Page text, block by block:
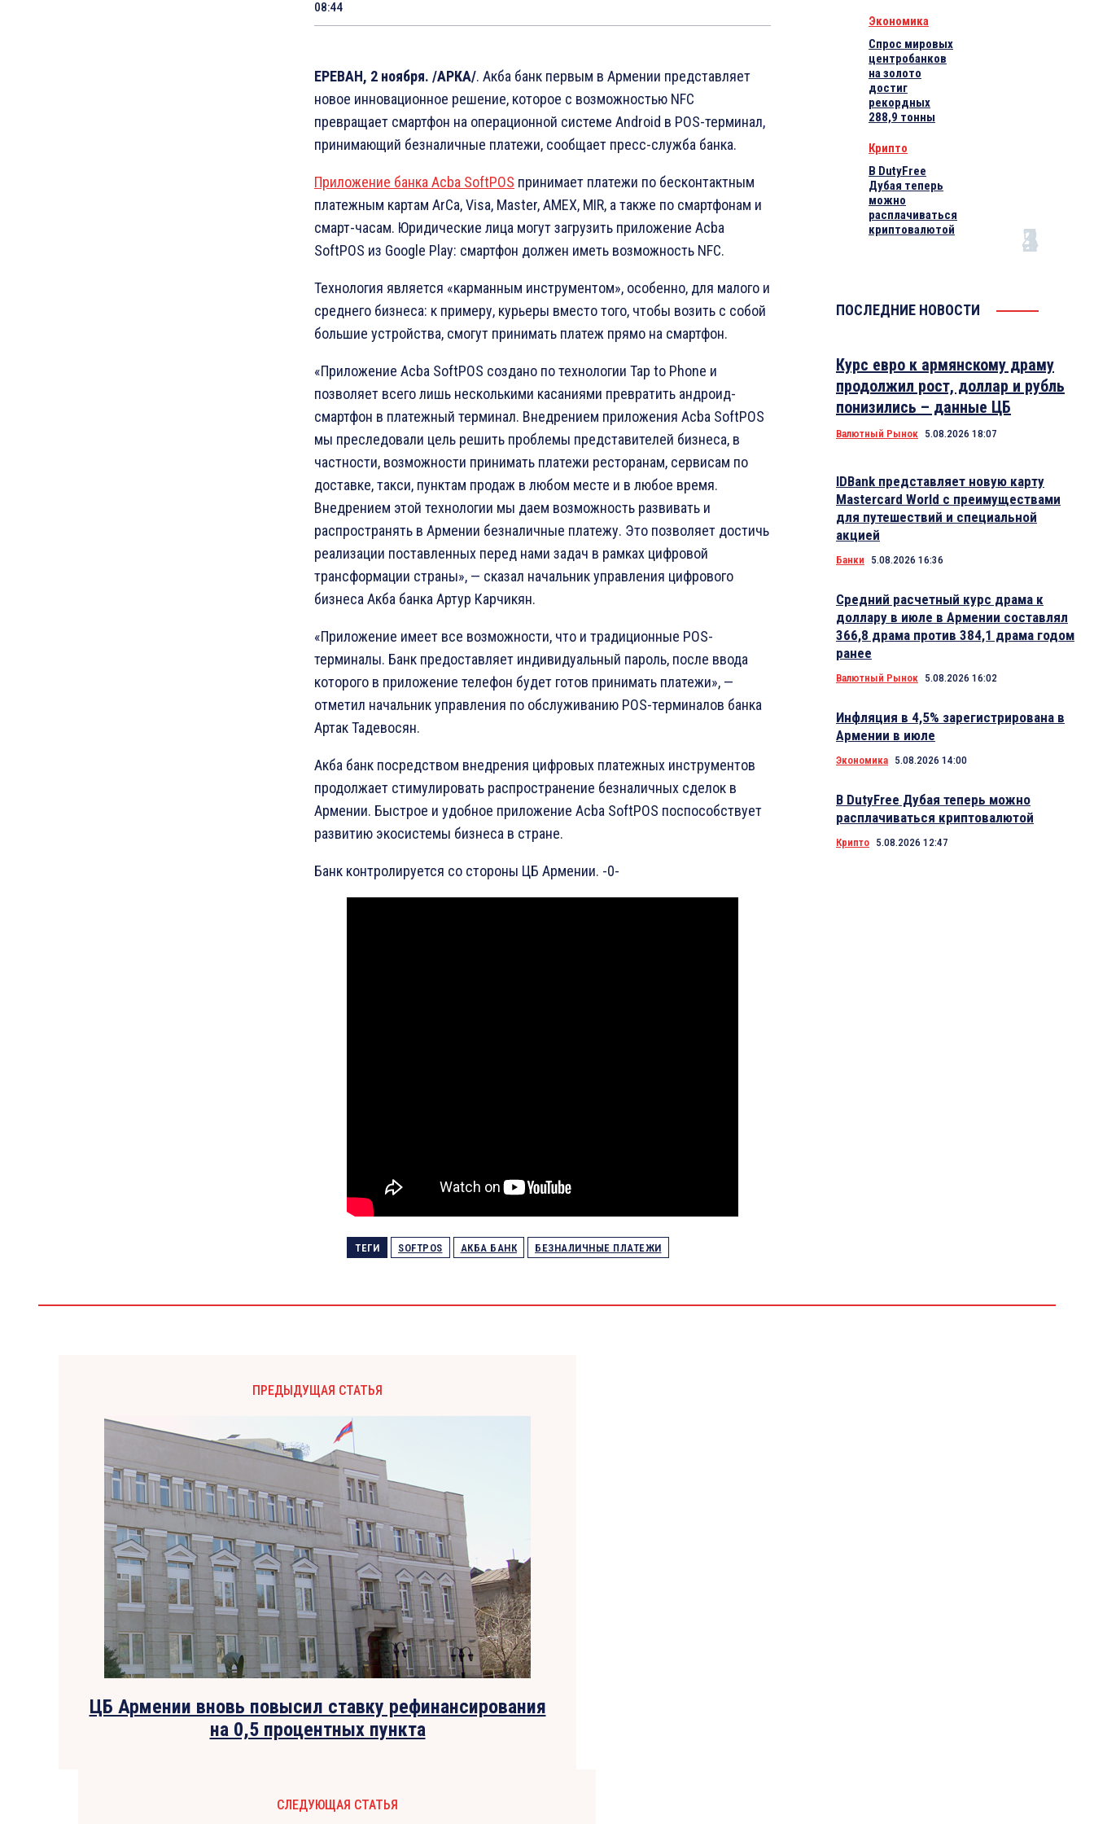
08:44
ЕРЕВАН, 2 ноября. /АРКА/. Акба банк первым в Армении представляет
новое инновационное решение, которое с возможностью NFC
превращает смартфон на операционной системе Android в POS-терминал,
принимающий безналичные платежи, сообщает пресс-служба банка.
Приложение банка Acba SoftPOS принимает платежи по бесконтактным
платежным картам ArCa, Visa, Master, AMEX, MIR, а также по смартфонам и
смарт-часам. Юридические лица могут загрузить приложение Acba
SoftPOS из Google Play: смартфон должен иметь возможность NFC.
Технология является «карманным инструментом», особенно, для малого и
среднего бизнеса: к примеру, курьеры вместо того, чтобы возить с собой
большие устройства, смогут принимать платеж прямо на смартфон.
«Приложение Acba SoftPOS создано по технологии Tap to Phone и
позволяет всего лишь несколькими касаниями превратить андроид-
смартфон в платежный терминал. Внедрением приложения Acba SoftPOS
мы преследовали цель решить проблемы представителей бизнеса, в
частности, возможности принимать платежи ресторанам, сервисам по
доставке, такси, пунктам продаж в любом месте и в любое время.
Внедрением этой технологии мы даем возможность развивать и
распространять в Армении безналичные платежу. Это позволяет достичь
реализации поставленных перед нами задач в рамках цифровой
трансформации страны», — сказал начальник управления цифрового
бизнеса Акба банка Артур Карчикян.
«Приложение имеет все возможности, что и традиционные POS-
терминалы. Банк предоставляет индивидуальный пароль, после ввода
которого в приложение телефон будет готов принимать платежи», —
отметил начальник управления по обслуживанию POS-терминалов банка
Артак Тадевосян.
Акба банк посредством внедрения цифровых платежных инструментов
продолжает стимулировать распространение безналичных сделок в
Армении. Быстрое и удобное приложение Acba SoftPOS поспособствует
развитию экосистемы бизнеса в стране.
Банк контролируется со стороны ЦБ Армении. -0-
ТЕГИ SOFTPOS АКБА БАНК БЕЗНАЛИЧНЫЕ ПЛАТЕЖИ
Экономика
Спрос мировых
центробанков
на золото
достиг
рекордных
288,9 тонны
Крипто
В DutyFree
Дубая теперь
можно
расплачиваться
криптовалютой
ПОСЛЕДНИЕ НОВОСТИ
Курс евро к армянскому драму
продолжил рост, доллар и рубль
понизились – данные ЦБ
Валютный Рынок 5.08.2026 18:07
IDBank представляет новую карту
Mastercard World с преимуществами
для путешествий и специальной
акцией
Банки 5.08.2026 16:36
Средний расчетный курс драма к
доллару в июле в Армении составлял
366,8 драма против 384,1 драма годом
ранее
Валютный Рынок 5.08.2026 16:02
Инфляция в 4,5% зарегистрирована в
Армении в июле
Экономика 5.08.2026 14:00
В DutyFree Дубая теперь можно
расплачиваться криптовалютой
Крипто 5.08.2026 12:47
ПРЕДЫДУЩАЯ СТАТЬЯ
ЦБ Армении вновь повысил ставку рефинансирования
на 0,5 процентных пункта
СЛЕДУЮЩАЯ СТАТЬЯ